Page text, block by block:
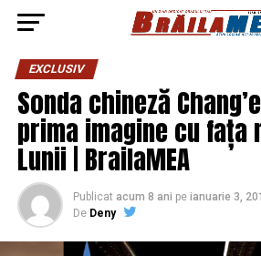
EXCLUSIV
Sonda chineză
prima imagine cu fața
Lunii | BrailaMEA
Publicat acum 8 ani pe ianuarie 3,
De Deny